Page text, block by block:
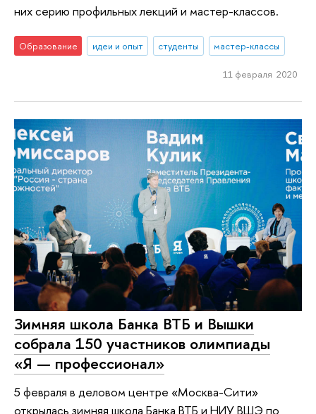
них серию профильных лекций и мастер-классов.
Образование идеи и опыт студенты мастер-классы
11 февраля 2020
Зимняя школа Банка ВТБ и Вышки
собрала 150 участников олимпиады
«Я — профессионал»
5 февраля в деловом центре «Москва-Сити»
открылась зимняя школа Банка ВТБ и НИУ ВШЭ по